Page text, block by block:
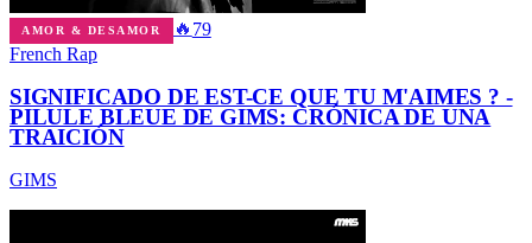
AMOR & DESAMOR 🔥 79
French Rap
SIGNIFICADO DE EST-CE QUE TU M'AIMES ? -
PILULE BLEUE DE GIMS: CRÓNICA DE UNA
TRAICIÓN
GIMS